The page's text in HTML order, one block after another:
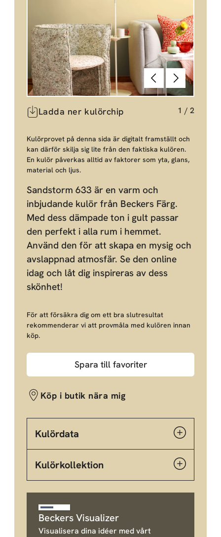
Föregående
Nästa
Ladda ner kulörchip 1 / 2
Kulörprovet på denna sida är digitalt framställt och
kan därför skilja sig lite från den faktiska kulören.
En kulör påverkas alltid av faktorer som yta, glans,
material och ljus.
Sandstorm 633 är en varm och
inbjudande kulör från Beckers Färg.
Med dess dämpade ton i gult passar
den perfekt i alla rum i hemmet.
Använd den för att skapa en mysig och
avslappnad atmosfär. Se den online
idag och låt dig inspireras av dess
skönhet!
För att försäkra dig om ett bra slutresultat
rekommenderar vi att provmåla med kulören innan
köp.
Spara till favoriter
Köp i butik nära mig
Kulördata
Kulörkollektion
Beckers Visualizer
Visualisera dina idéer med vårt